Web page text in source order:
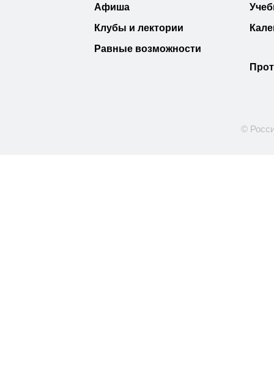
Афиша
Клубы и лектории
Равные возможности
©